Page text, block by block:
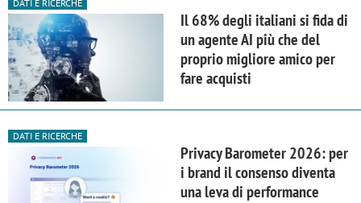
DATI E RICERCHE
Il 68% degli italiani si fida di
un agente AI più che del
proprio migliore amico per
fare acquisti
DATI E RICERCHE
Privacy Barometer 2026: per
i brand il consenso diventa
una leva di performance